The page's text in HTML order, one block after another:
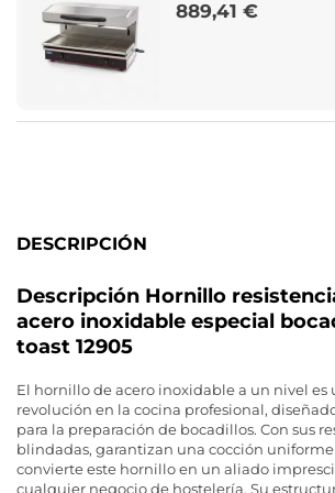
Price
889,41 €
DESCRIPCIÓN
Descripción Hornillo
acero inoxidable especial
toast 12905
El hornillo de acero inoxidable a un nivel es
revolución en la cocina profesional,
para la preparación de bocadillos. Con sus
blindadas, garantizan una cocción
convierte este hornillo en un aliado
cualquier negocio de hostelería. Su